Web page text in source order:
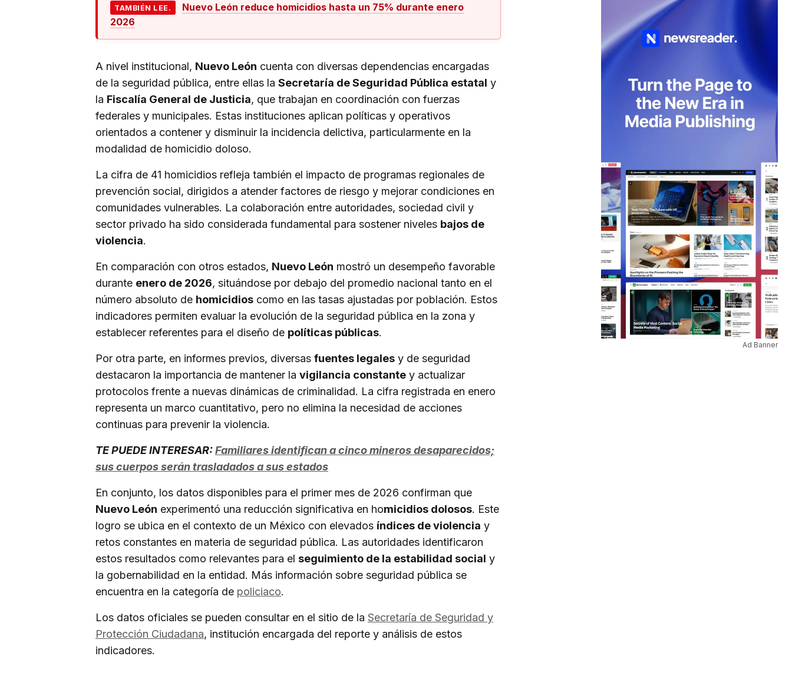
TAMBIÉN LEE.
Nuevo León reduce homicidios hasta un 75% durante enero
2026
A nivel institucional, Nuevo León cuenta con diversas dependencias encargadas
de la seguridad pública, entre ellas la Secretaría de Seguridad Pública estatal y
la Fiscalía General de Justicia, que trabajan en coordinación con fuerzas
federales y municipales. Estas instituciones aplican políticas y operativos
orientados a contener y disminuir la incidencia delictiva, particularmente en la
modalidad de homicidio doloso.
La cifra de 41 homicidios refleja también el impacto de programas regionales de
prevención social, dirigidos a atender factores de riesgo y mejorar condiciones en
comunidades vulnerables. La colaboración entre autoridades, sociedad civil y
sector privado ha sido considerada fundamental para sostener niveles bajos de
violencia.
En comparación con otros estados, Nuevo León mostró un desempeño favorable
durante enero de 2026, situándose por debajo del promedio nacional tanto en el
número absoluto de homicidios como en las tasas ajustadas por población. Estos
indicadores permiten evaluar la evolución de la seguridad pública en la zona y
establecer referentes para el diseño de políticas públicas.
Por otra parte, en informes previos, diversas fuentes legales y de seguridad
destacaron la importancia de mantener la vigilancia constante y actualizar
protocolos frente a nuevas dinámicas de criminalidad. La cifra registrada en enero
representa un marco cuantitativo, pero no elimina la necesidad de acciones
continuas para prevenir la violencia.
TE PUEDE INTERESAR:Familiares identifican a cinco mineros desaparecidos;
sus cuerpos serán trasladados a sus estados
En conjunto, los datos disponibles para el primer mes de 2026 confirman que
Nuevo León experimentó una reducción significativa en homicidios dolosos. Este
logro se ubica en el contexto de un México con elevados índices de violencia y
retos constantes en materia de seguridad pública. Las autoridades identificaron
estos resultados como relevantes para el seguimiento de la estabilidad social y
la gobernabilidad en la entidad. Más información sobre seguridad pública se
encuentra en la categoría de policiaco.
Los datos oficiales se pueden consultar en el sitio de la Secretaría de Seguridad y
Protección Ciudadana, institución encargada del reporte y análisis de estos
indicadores.
Ad Banner